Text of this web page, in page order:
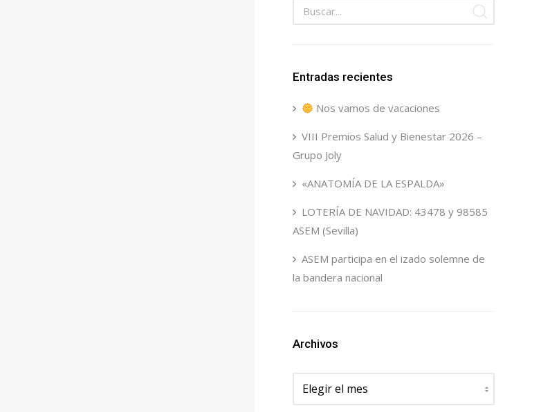
Entradas recientes
Nos vamos de vacaciones
VIII Premios Salud y Bienestar 2026 –
Grupo Joly
«ANATOMÍA DE LA ESPALDA»
LOTERÍA DE NAVIDAD: 43478 y 98585
ASEM (Sevilla)
ASEM participa en el izado solemne de
la bandera nacional
Archivos
Archivos